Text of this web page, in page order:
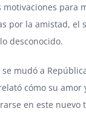
para
por la amistad, el
desconocido.
mudó a
cómo su amor
en este nuevo